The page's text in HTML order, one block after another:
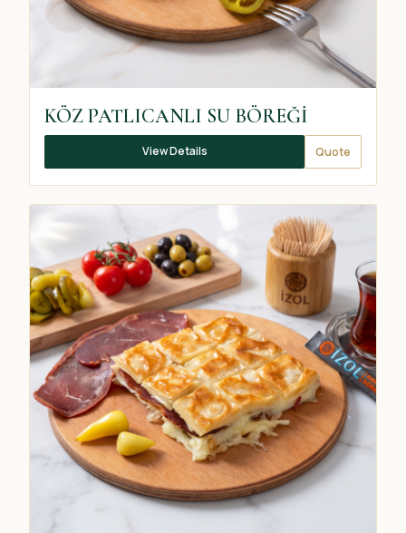
KÖZ PATLICANLI SU BÖREĞİ
View Details Quote